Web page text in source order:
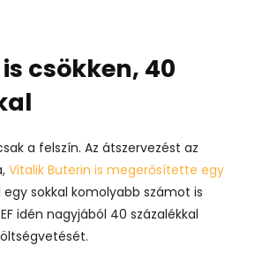
csökken, 40
a felszín. Az átszervezést az
Vitalik Buterin is megerősítette egy
egy sokkal komolyabb számot is
idén nagyjából 40 százalékkal